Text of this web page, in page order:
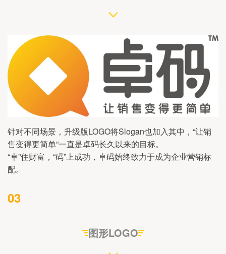
针对不同场景，升级版LOGO将Slogan也加入其中，“让销
售变得更简单”一直是卓码长久以来的目标。
“卓”住财富，“码”上成功，卓码始终致力于成为企业营销标
配。
03
图形LOGO